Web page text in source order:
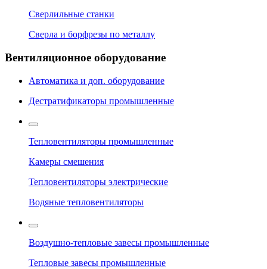
Сверлильные станки
Сверла и борфрезы по металлу
Вентиляционное оборудование
Автоматика и доп. оборудование
Дестратификаторы промышленные
Тепловентиляторы промышленные
Камеры смешения
Тепловентиляторы электрические
Водяные тепловентиляторы
Воздушно-тепловые завесы промышленные
Тепловые завесы промышленные